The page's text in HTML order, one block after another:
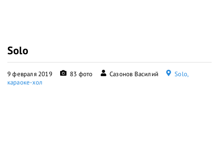
Solo
9 февраля 2019 83 фото Сазонов Василий
Solo,
караоке-хол